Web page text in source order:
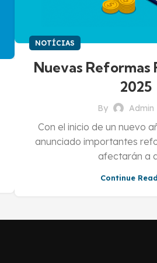
NOTÍCIAS
Nuevas Reformas
2025
By Admin
Con el inicio de un nuevo
anunciado importantes
afectarán a
Continue